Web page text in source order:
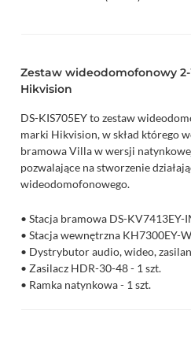
Zestaw wideodomofonowy 2-
Hikvision
DS-KIS705EY to zestaw
marki Hikvision, w skład którego
bramowa Villa w wersji
pozwalające na stworzenie
wideodomofonowego.
• Stacja bramowa DS-KV7413EY-
• Stacja wewnętrzna KH7300EY-
• Dystrybutor audio, wideo,
• Zasilacz HDR-30-48 - 1 szt.
• Ramka natynkowa - 1 szt.